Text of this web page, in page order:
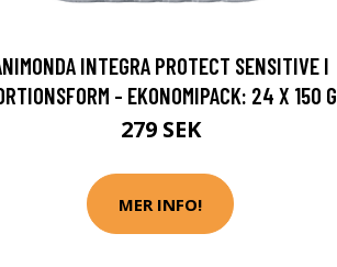
INTEGRA PROTECT SENSITIVE I
- EKONOMIPACK: 24 X 150 G
279 SEK
MER INFO!